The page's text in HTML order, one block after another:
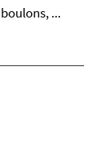
...